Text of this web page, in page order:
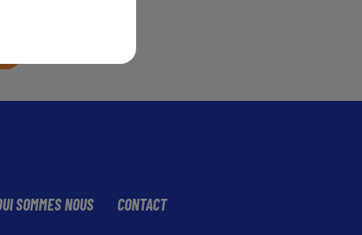
SOMMES NOUS CONTACT